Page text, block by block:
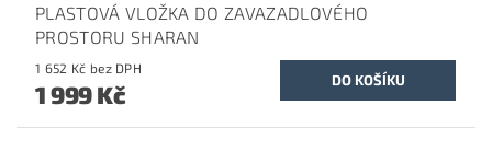
PLASTOVÁ VLOŽKA DO ZAVAZADLOVÉHO
PROSTORU SHARAN
1 652 Kč bez DPH
1 999 Kč